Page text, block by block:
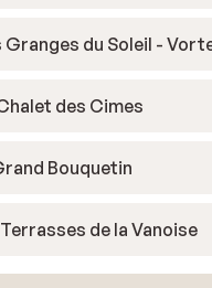
Granges du Soleil -
des Cimes
Bouquetin
de la Vanoise